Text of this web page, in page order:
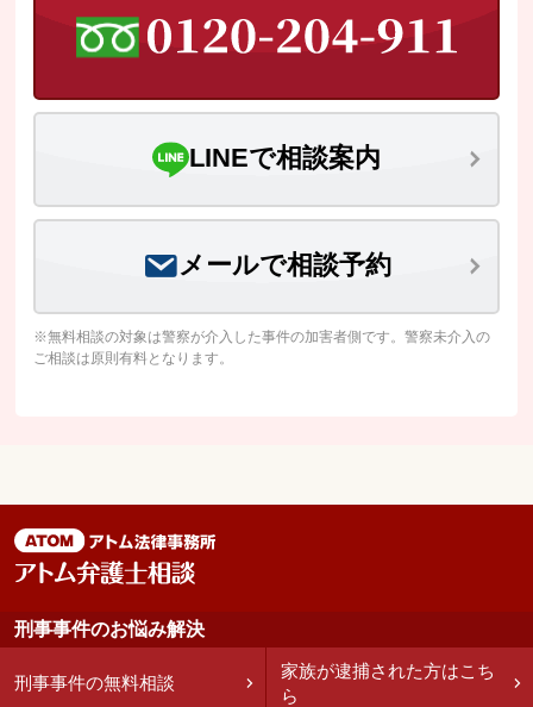
LINEで相談案内
メールで相談予約
※無料相談の対象は警察が介入した事件の加害者側です。警察未介入の
ご相談は原則有料となります。
刑事事件のお悩み解決
刑事事件の無料相談
家族が逮捕された方はこち
ら